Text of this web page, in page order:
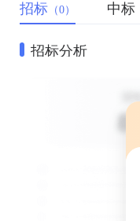
招标 （0） 中标
招标分析